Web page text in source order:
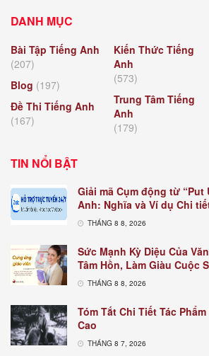
DANH MỤC
Bài Tập Tiếng Anh
(207)
Blog (197)
Đề Thi Tiếng Anh
(167)
Kiến Thức Tiếng
Anh
(573)
Trung Tâm Tiếng
Anh
(179)
TIN NỔI BẬT
Giải mã Cụm động từ “Put
Anh: Nghĩa và Ví dụ Chi
THÁNG 8 8, 2026
Sức Mạnh Kỳ Diệu Của
Tâm Hồn, Làm Giàu Cuộc
THÁNG 8 8, 2026
Tóm Tắt Chi Tiết Tác
Cao
THÁNG 8 7, 2026